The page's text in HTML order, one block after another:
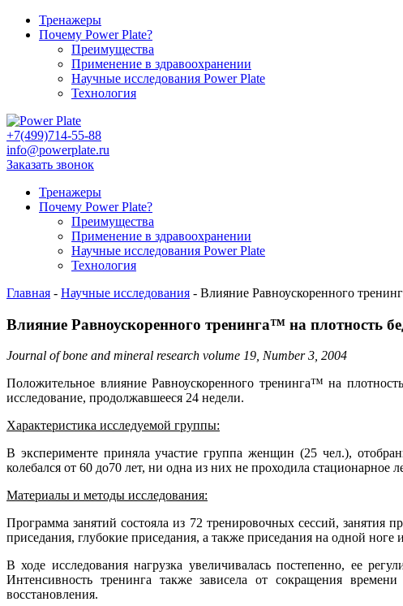
Тренажеры
Почему Power Plate?
Преимущества
Применение в здравоохранении
Научные исследования Power Plate
Технология
+7(499)714-55-88
info@powerplate.ru
Заказать звонок
Тренажеры
Почему Power Plate?
Преимущества
Применение в здравоохранении
Научные исследования Power Plate
Технология
Главная - Научные исследования - Влияние Равноускоренного
Влияние Равноускоренного тренинга™ на плотность
Journal of bone and mineral research volume 19, Number 3, 2004
Положительное влияние Равноускоренного тренинга™ на
исследование, продолжавшееся 24 недели.
Характеристика исследуемой группы:
В эксперименте приняла участие группа женщин (25 чел.),
колебался от 60 до70 лет, ни одна из них не проходила
Материалы и методы исследования:
Программа занятий состояла из 72 тренировочных сессий,
приседания, глубокие приседания, а также приседания на одной ноге
В ходе исследования нагрузка увеличивалась постепенно, ее
Интенсивность тренинга также зависела от сокращения
восстановления.